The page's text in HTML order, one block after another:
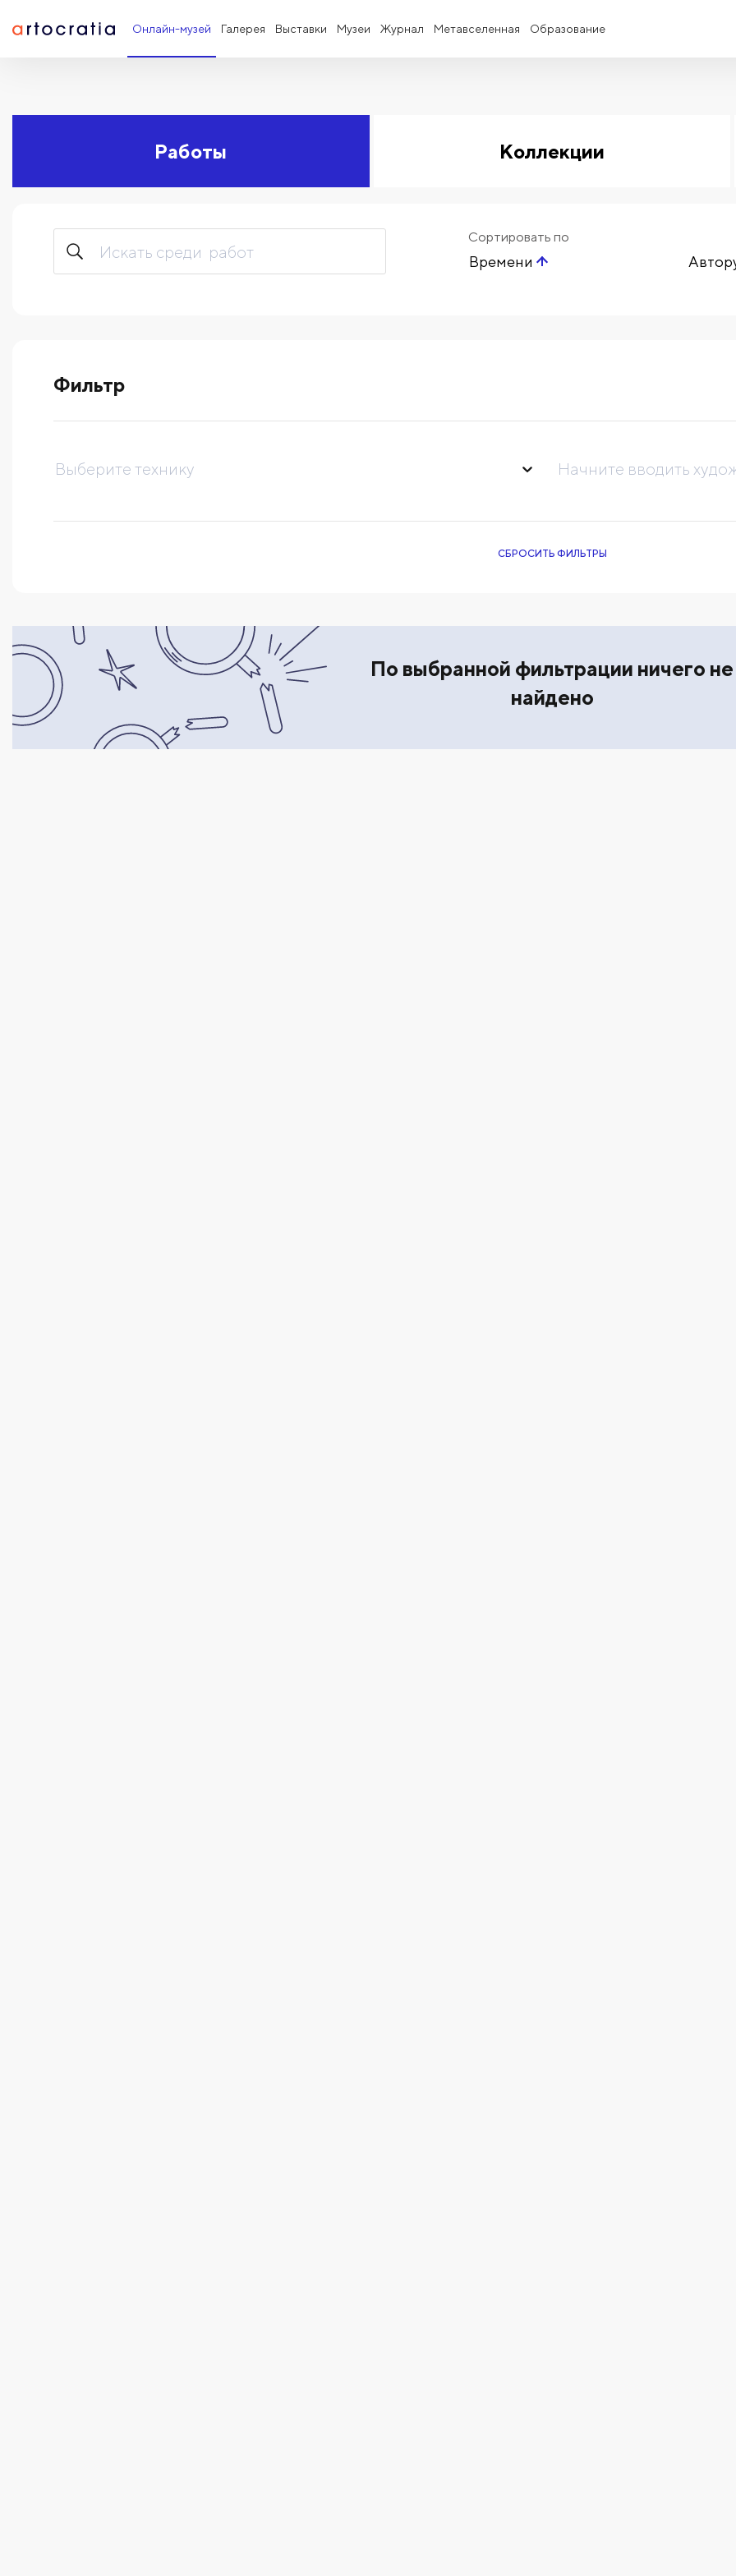
Онлайн-музей Галерея Выставки Музеи Журнал Метавселенная Образование
Работы Коллекции
Фильтр
выберите технику Начните вводить
СБРОСИТЬ ФИЛЬТРЫ
Сортировать по
Времени
По выбранной фильтрации ничего не
найдено